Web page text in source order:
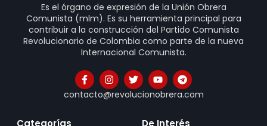
Es el órgano de expresión de la Unión Obrera
Comunista (mlm). Es su herramienta principal para
contribuir a la construcción del Partido Comunista
Revolucionario de Colombia como parte de la nueva
Internacional Comunista.
contacto@revolucionobrera.com
Categorías De Interés